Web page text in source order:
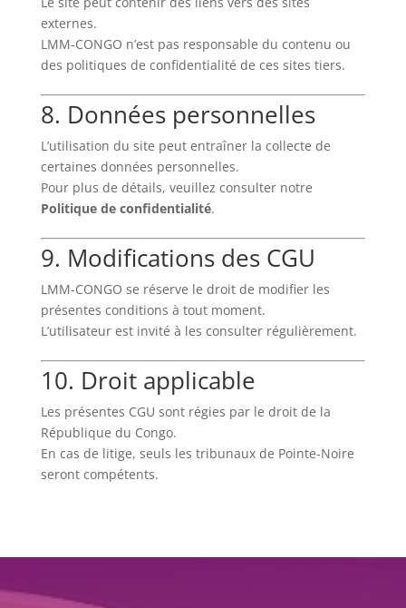
externes.
LMM-CONGO n’est pas responsable du contenu ou
des politiques de confidentialité de ces sites tiers.
8. Données personnelles
L’utilisation du site peut entraîner la collecte de
certaines données personnelles.
Pour plus de détails, veuillez consulter notre
Politique de confidentialité.
9. Modifications des CGU
LMM-CONGO se réserve le droit de modifier les
présentes conditions à tout moment.
L’utilisateur est invité à les consulter régulièrement.
10. Droit applicable
Les présentes CGU sont régies par le droit de la
République du Congo.
En cas de litige, seuls les tribunaux de Pointe-Noire
seront compétents.